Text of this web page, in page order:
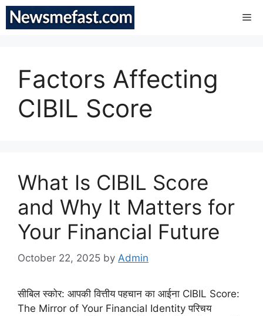
Skip
Factors Affecting
CIBIL Score
What Is CIBIL Score
and Why It Matters for
Your Financial Future
October 22, 2025 by Admin
सीबिल स्कोर: आपकी वित्तीय पहचान का आईना CIBIL Score:
The Mirror of Your Financial Identity परिचय